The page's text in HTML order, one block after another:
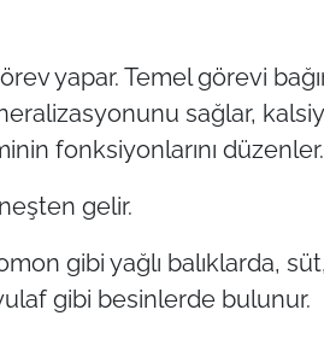
yapar. Temel görevi
sağlar,
fonksiyonlarını düzenler.
gelir.
gibi yağlı balıklarda,
gibi besinlerde bulunur.